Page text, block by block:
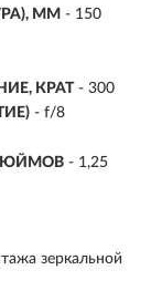
ММ - 150
КРАТ - 300
- f/8
- 1,25
зеркальной